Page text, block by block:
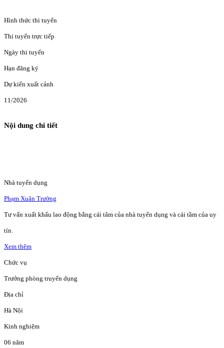
Hình thức thi tuyển
Thi tuyển trực tiếp
Ngày thi tuyển
Hạn đăng ký
Dự kiến xuất cảnh
11/2026
Nội dung chi tiết
Nhà tuyển dụng
Phạm Xuân Trường
Tư vấn xuất khẩu lao động bằng cái tâm của nhà tuyển dụng và cái tầm của uy
tín.
Xem thêm
Chức vụ
Trưởng phòng truyển dụng
Địa chỉ
Hà Nội
Kinh nghiệm
06 năm